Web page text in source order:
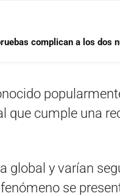
complican a los dos
que cumple una
global y varían
se